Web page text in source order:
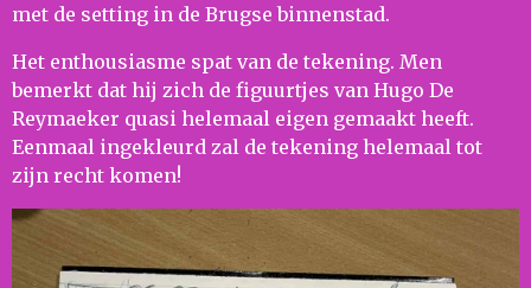
met de setting in de Brugse binnenstad.
Het enthousiasme spat van de tekening. Men
bemerkt dat hij zich de figuurtjes van Hugo De
Reymaeker quasi helemaal eigen gemaakt heeft.
Eenmaal ingekleurd zal de tekening helemaal tot
zijn recht komen!